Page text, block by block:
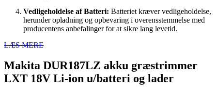
Vedligeholdelse af Batteri: Batteriet kræver vedligeholdelse,
herunder opladning og opbevaring i overensstemmelse med
producentens anbefalinger for at sikre lang levetid.
LÆS MERE
Makita DUR187LZ akku græstrimmer
LXT 18V Li-ion u/batteri og lader